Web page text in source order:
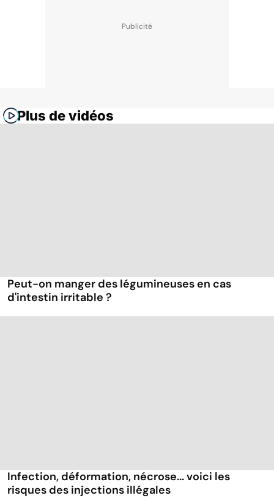
Plus de vidéos
Peut-on manger des légumineuses en cas
d'intestin irritable ?
Infection, déformation, nécrose... voici les
risques des injections illégales